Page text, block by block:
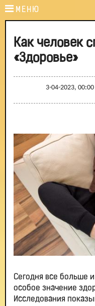
МЕНЮ
Как человек
«Здоровье»
3-04-2023, 00:00
Сегодня все больше
особое значение
Исследования